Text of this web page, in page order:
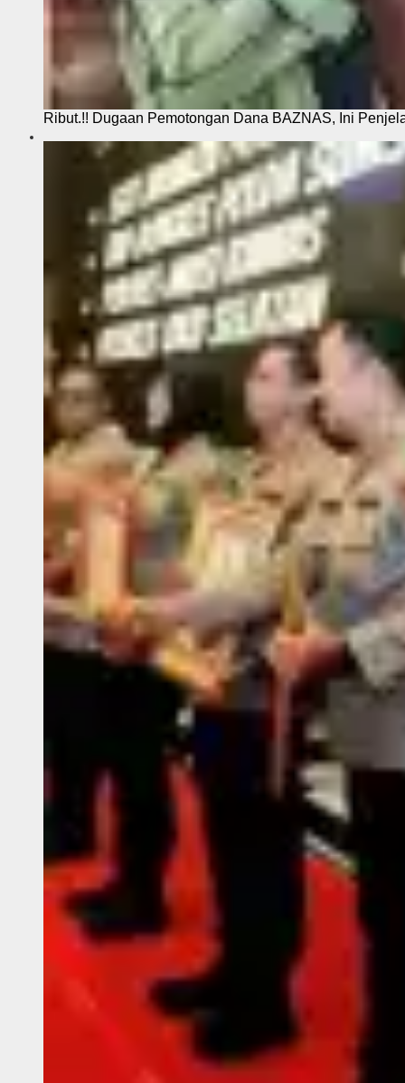
Ribut.!! Dugaan Pemotongan Dana BAZNAS, Ini